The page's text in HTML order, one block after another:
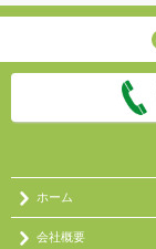
ホーム
会社概要